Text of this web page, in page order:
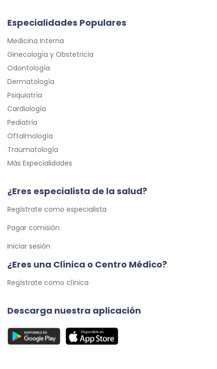
Especialidades Populares
Medicina Interna
Ginecología y Obstetricia
Odontología
Dermatología
Psiquiatría
Cardiología
Pediatría
Oftalmología
Traumatología
Más Especialidades
¿Eres especialista de la salud?
Regístrate como especialista
Pagar comisión
Iniciar sesión
¿Eres una Clínica o Centro Médico?
Regístrate como clínica
Descarga nuestra aplicación